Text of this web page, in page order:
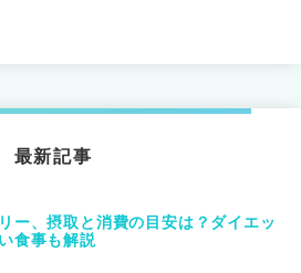
最新記事
ー、摂取と消費の目安は？ダイエッ
食事も解説